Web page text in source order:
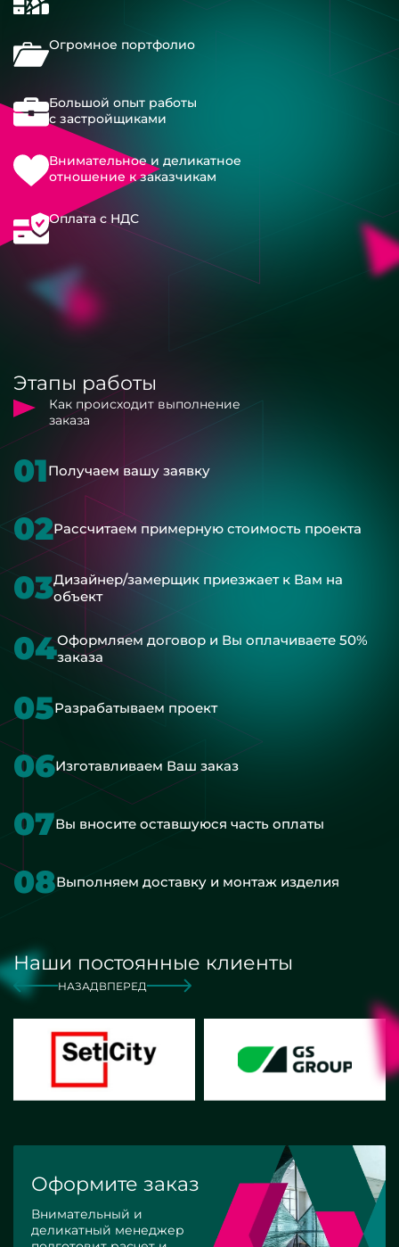
Огромное портфолио
Большой опыт работы
с застройщиками
Внимательное и деликатное
отношение к заказчикам
Оплата с НДС
Этапы работы
Как происходит выполнение
заказа
01Получаем вашу заявку
02Рассчитаем примерную стоимость проекта
03Дизайнер/замерщик приезжает к Вам на
объект
04Оформляем договор и Вы оплачиваете 50%
заказа
05Разрабатываем проект
06Изготавливаем Ваш заказ
07Вы вносите оставшуюся часть оплаты
08Выполняем доставку и монтаж изделия
Наши постоянные клиенты
НАЗАД ВПЕРЕД
Оформите заказ
Внимательный и
деликатный менеджер